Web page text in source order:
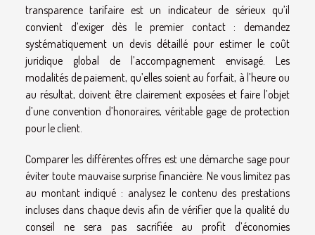
transparence tarifaire est un indicateur de sérieux qu’il
convient d’exiger dès le premier contact : demandez
systématiquement un devis détaillé pour estimer le coût
juridique global de l’accompagnement envisagé. Les
modalités de paiement, qu’elles soient au forfait, à l’heure ou
au résultat, doivent être clairement exposées et faire l’objet
d’une convention d’honoraires, véritable gage de protection
pour le client.
Comparer les différentes offres est une démarche sage pour
éviter toute mauvaise surprise financière. Ne vous limitez pas
au montant indiqué : analysez le contenu des prestations
incluses dans chaque devis afin de vérifier que la qualité du
conseil ne sera pas sacrifiée au profit d’économies